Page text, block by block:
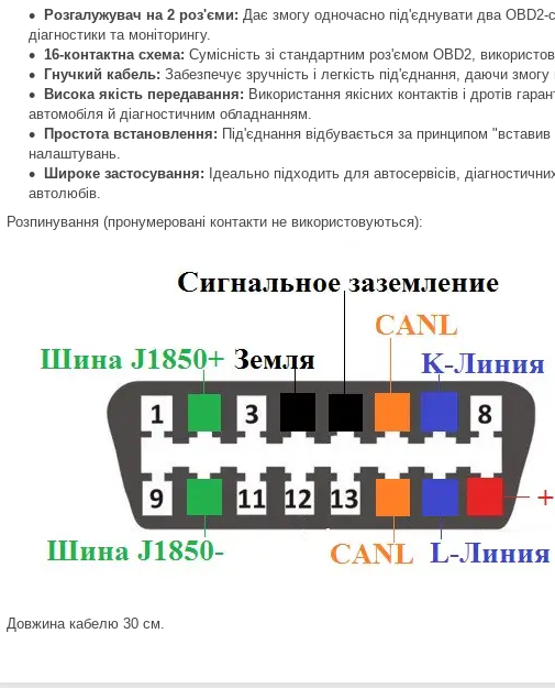
Розгалужувач на 2 роз'єми: Дає змогу одночасно під'єднувати два
діагностики та моніторингу.
16-контактна схема: Сумісність зі стандартним роз'ємом OBD2,
Гнучкий кабель: Забезпечує зручність і легкість під'єднання, даючи
Висока якість передавання: Використання якісних контактів і дротів
автомобіля й діагностичним обладнанням.
Простота встановлення: Під'єднання відбувається за принципом
налаштувань.
Широке застосування: Ідеально підходить для автосервісів,
автолюбів.
Розпинування (пронумеровані контакти не використовуються):
Довжина кабелю 30 см.